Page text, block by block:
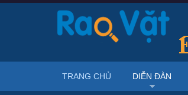
TRANG CHỦ DIỄN ĐÀN